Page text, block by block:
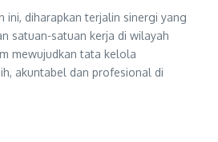
ini, diharapkan terjalin sinergi yang
satuan-satuan kerja di wilayah
mewujudkan tata kelola
akuntabel dan profesional di